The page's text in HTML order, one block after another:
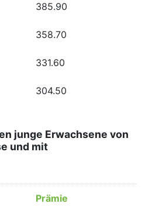
385.90
358.70
331.60
304.50
junge Erwachsene von
und mit
Prämie